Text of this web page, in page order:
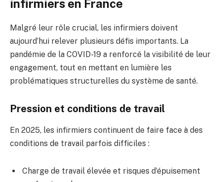
infirmiers en France
Malgré leur rôle crucial, les infirmiers doivent
aujourd’hui relever plusieurs défis importants. La
pandémie de la COVID-19 a renforcé la visibilité de leur
engagement, tout en mettant en lumière les
problématiques structurelles du système de santé.
Pression et conditions de travail
En 2025, les infirmiers continuent de faire face à des
conditions de travail parfois difficiles :
Charge de travail élevée et risques d’épuisement